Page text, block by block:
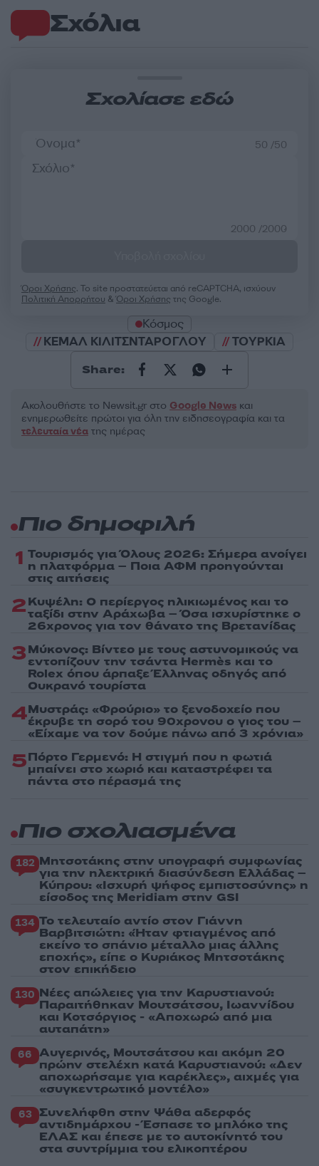
Σχόλια
Σχολίασε εδώ
50 /50
2000 /2000
Όροι Χρήσης. Το site προστατεύεται από reCAPTCHA, ισχύουν
Πολιτική Απορρήτου &Όροι Χρήσης της Google.
Κόσμος
ΚΕΜΑΛ ΚΙΛΙΤΣΝΤΑΡΟΓΛΟΥ
ΤΟΥΡΚΙΑ
Share:
Ακολουθήστε το Νewsit.gr στο Google News και
ενημερωθείτε πρώτοι για όλη την ειδησεογραφία και τα
τελευταία νέα της ημέρας
Πιο δημοφιλή
1 Τουρισμός για Όλους 2026: Σήμερα ανοίγει
η πλατφόρμα – Ποια ΑΦΜ προηγούνται
στις αιτήσεις
2Κυψέλη: Ο περίεργος ηλικιωμένος και το
ταξίδι στην Αράχωβα – Όσα ισχυρίστηκε ο
26χρονος για τον θάνατο της Βρετανίδας
3Μύκονος: Βίντεο με τους αστυνομικούς να
εντοπίζουν την τσάντα Hermès και το
Rolex όπου άρπαξε Έλληνας οδηγός από
Ουκρανό τουρίστα
4Μυστράς: «Φρούριο» το ξενοδοχείο που
έκρυβε τη σορό του 90χρονου ο γιος του –
«Είχαμε να τον δούμε πάνω από 3 χρόνια»
5Πόρτο Γερμενό: Η στιγμή που η φωτιά
μπαίνει στο χωριό και καταστρέφει τα
πάντα στο πέρασμά της
Πιο σχολιασμένα
182 Μητσοτάκης στην υπογραφή συμφωνίας
για την ηλεκτρική διασύνδεση Ελλάδας –
Κύπρου: «Ισχυρή ψήφος εμπιστοσύνης» η
είσοδος της Meridiam στην GSI
134 Το τελευταίο αντίο στον Γιάννη
Βαρβιτσιώτη: «Ήταν φτιαγμένος από
εκείνο το σπάνιο μέταλλο μιας άλλης
εποχής», είπε ο Κυριάκος Μητσοτάκης
στον επικήδειο
130 Νέες απώλειες για την Καρυστιανού:
Παραιτήθηκαν Μουτσάτσου, Ιωαννίδου
και Κοτσόργιος - «Αποχωρώ από μια
αυταπάτη»
66 Αυγερινός, Μουτσάτσου και ακόμη 20
πρώην στελέχη κατά Καρυστιανού: «Δεν
αποχωρήσαμε για καρέκλες», αιχμές για
«συγκεντρωτικό μοντέλο»
63 Συνελήφθη στην Ψάθα αδερφός
αντιδημάρχου - Έσπασε το μπλόκο της
ΕΛΑΣ και έπεσε με το αυτοκίνητό του
στα συντρίμμια του ελικοπτέρου